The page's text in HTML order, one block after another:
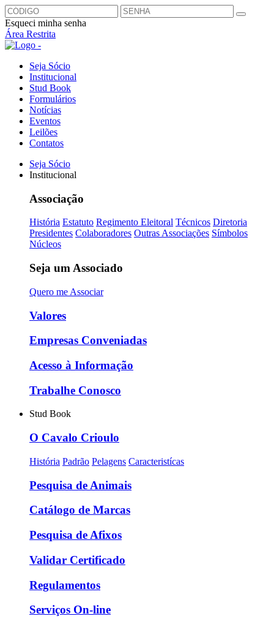
Esqueci minha senha
Área Restrita
Seja Sócio
Institucional
Stud Book
Formulários
Notícias
Eventos
Leilões
Contatos
Seja Sócio
Institucional
Associação
História Estatuto Regimento Eleitoral Técnicos Diretoria
Presidentes Colaboradores Outras Associações Símbolos
Núcleos
Seja um Associado
Quero me Associar
Valores
Empresas Conveniadas
Acesso à Informação
Trabalhe Conosco
Stud Book
O Cavalo Crioulo
História Padrão Pelagens Caracteristícas
Pesquisa de Animais
Catálogo de Marcas
Pesquisa de Afixos
Validar Certificado
Regulamentos
Serviços On-line